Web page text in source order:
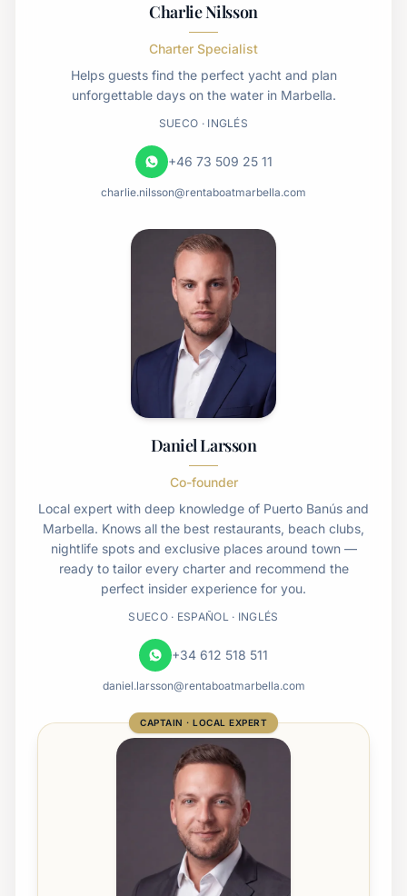
Charlie Nilsson
Charter Specialist
Helps guests find the perfect yacht and plan
unforgettable days on the water in Marbella.
SUECO · INGLÉS
+46 73 509 25 11
charlie.nilsson@rentaboatmarbella.com
Daniel Larsson
Co-founder
Local expert with deep knowledge of Puerto Banús and
Marbella. Knows all the best restaurants, beach clubs,
nightlife spots and exclusive places around town —
ready to tailor every charter and recommend the
perfect insider experience for you.
SUECO · ESPAÑOL · INGLÉS
+34 612 518 511
daniel.larsson@rentaboatmarbella.com
CAPTAIN · LOCAL EXPERT